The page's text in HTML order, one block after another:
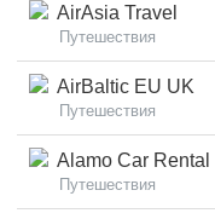
AirAsia Travel
Путешествия
AirBaltic EU UK
Путешествия
Alamo Car Rental
Путешествия